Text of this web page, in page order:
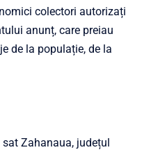
colectori autorizați
anunț, care preiau
de la populație, de la
Zahanaua, județul